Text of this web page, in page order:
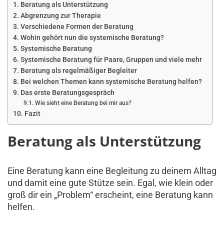
Beratung als Unterstützung
Abgrenzung zur Therapie
Verschiedene Formen der Beratung
Wohin gehört nun die systemische Beratung?
Systemische Beratung
Systemische Beratung für Paare, Gruppen und viele mehr
Beratung als regelmäßiger Begleiter
Bei welchen Themen kann systemische Beratung helfen?
Das erste Beratungsgespräch
Wie sieht eine Beratung bei mir aus?
Fazit
Beratung als Unterstützung
Eine Beratung kann eine Begleitung zu deinem Alltag
und damit eine gute Stütze sein. Egal, wie klein oder
groß dir ein „Problem“ erscheint, eine Beratung kann
helfen.